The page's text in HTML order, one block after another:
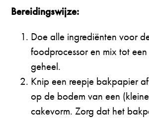
Bereidingswijze:
Doe alle ingrediënten voor
foodprocessor en mix tot
geheel.
Knip een reepje bakpapier
op de bodem van een
cakevorm. Zorg dat het